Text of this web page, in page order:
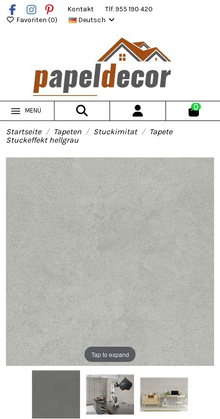
Kontakt
Tlf. 955 190 420
Favoriten (0) Deutsch
MENÜ 0
Startseite Tapeten Stuckimitat
Tapete
Stuckeffekt hellgrau
Tap to expand